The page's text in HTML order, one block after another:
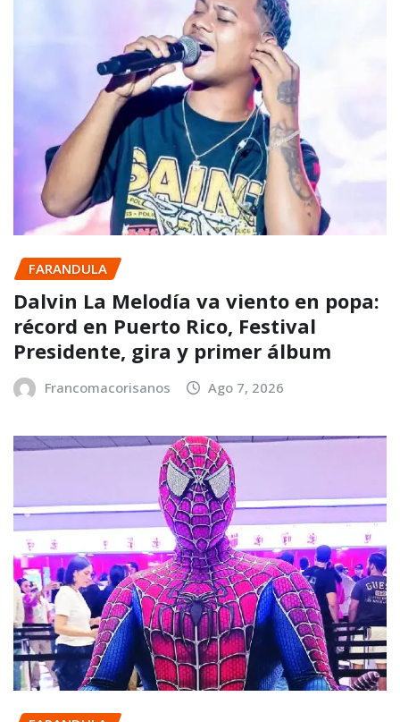
FARANDULA
Dalvin La Melodía va viento en popa:
récord en Puerto Rico, Festival
Presidente, gira y primer álbum
Francomacorisanos Ago 7, 2026